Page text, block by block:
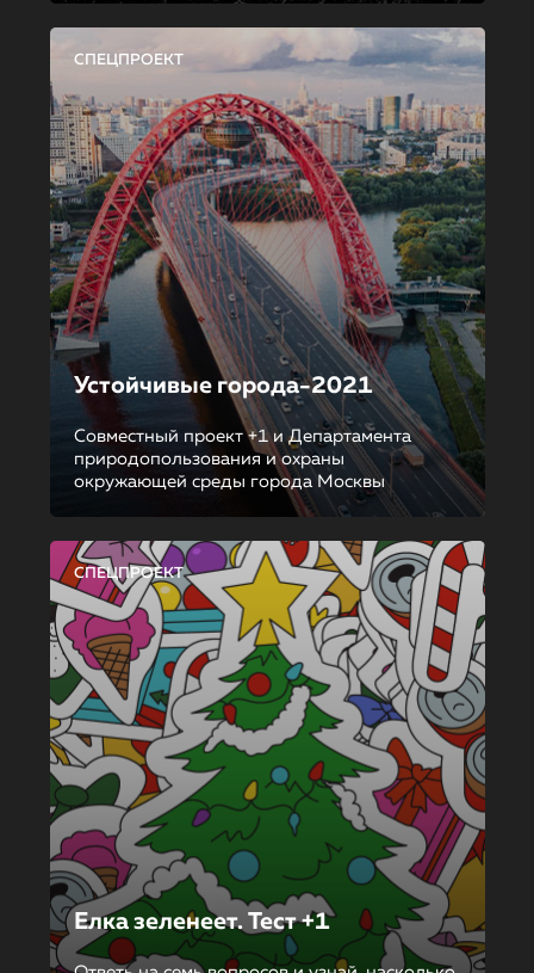
СПЕЦПРОЕКТ
Устойчивые города-2021
Совместный проект +1 и Департамента
природопользования и охраны
окружающей среды города Москвы
СПЕЦПРОЕКТ
Елка зеленеет. Тест +1